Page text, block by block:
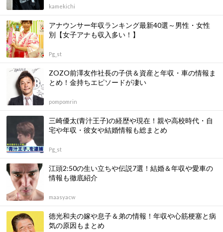
kamekichi
アナウンサー年収ランキング最新40選～男性・女性
別【女子アナも収入多い！】
Pg_st
ZOZO前澤友作社長の子供＆資産と年収・車の情報ま
とめ！金持ちエピソードが凄い
pompomrin
三崎優太(青汁王子)の経歴や現在！親や高校時代・自
宅や年収・彼女や結婚情報も総まとめ
Pg_st
江頭2:50の生い立ちや伝説7選！結婚＆年収や愛車の
情報も徹底紹介
maasyacw
徳光和夫の嫁や息子＆弟の情報！年収や心筋梗塞と病
気の原因もまとめ